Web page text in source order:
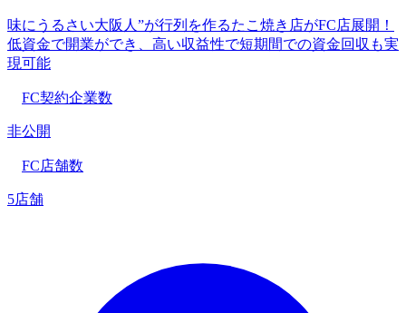
味にうるさい大阪人”が行列を作るたこ焼き店がFC店展開！
低資金で開業ができ、高い収益性で短期間での資金回収も実
現可能
FC契約企業数
非公開
FC店舗数
5店舗